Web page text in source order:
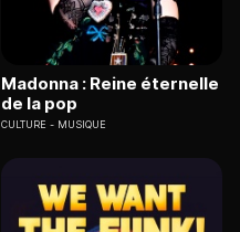
Madonna : Reine éternelle
de la pop
CULTURE MUSIQUE